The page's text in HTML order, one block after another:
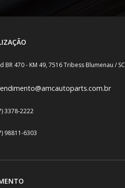
BR 470 - KM 49, 7516 Tribess Blumenau / SC
3378-2222
98811-6303